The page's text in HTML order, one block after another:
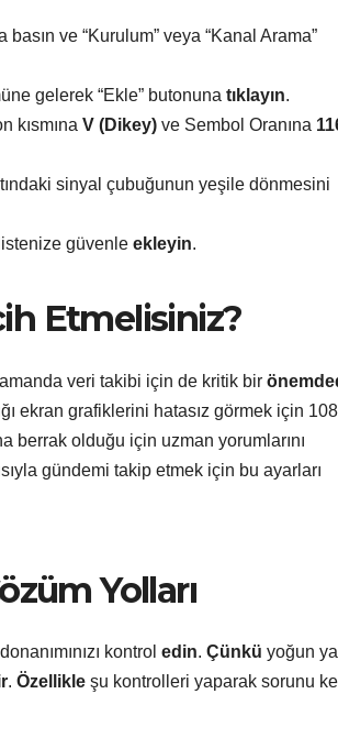
basın ve “Kurulum” veya “Kanal Arama”
gelerek “Ekle” butonuna tıklayın.
kısmına V (Dikey) ve Sembol Oranına
sinyal çubuğunun yeşile dönmesini
güvenle ekleyin.
Etmelisiniz?
veri takibi için de kritik bir
ekran grafiklerini hatasız görmek için
berrak olduğu için uzman yorumlarını
gündemi takip etmek için bu ayarları
Yolları
kontrol edin. Çünkü yoğun
. Özellikle şu kontrolleri yaparak sorunu